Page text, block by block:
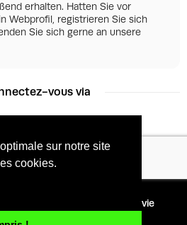
sur notre site
cookies.
erhalten. Hatten Sie vor
Webprofil, registrieren Sie sich
Sie sich gerne an unsere
vous via
Protection de la vie